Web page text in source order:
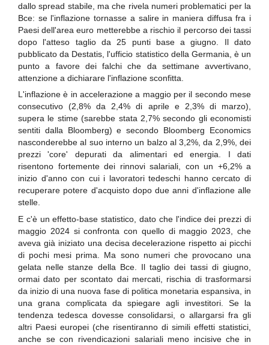
dallo spread stabile, ma che rivela numeri problematici per la
Bce: se l'inflazione tornasse a salire in maniera diffusa fra i
Paesi dell'area euro metterebbe a rischio il percorso dei tassi
dopo l'atteso taglio da 25 punti base a giugno. Il dato
pubblicato da Destatis, l'ufficio statistico della Germania, è un
punto a favore dei falchi che da settimane avvertivano,
attenzione a dichiarare l'inflazione sconfitta.
L'inflazione è in accelerazione a maggio per il secondo mese
consecutivo (2,8% da 2,4% di aprile e 2,3% di marzo),
supera le stime (sarebbe stata 2,7% secondo gli economisti
sentiti dalla Bloomberg) e secondo Bloomberg Economics
nasconderebbe al suo interno un balzo al 3,2%, da 2,9%, dei
prezzi 'core' depurati da alimentari ed energia. I dati
risentono fortemente dei rinnovi salariali, con un +6,2% a
inizio d'anno con cui i lavoratori tedeschi hanno cercato di
recuperare potere d'acquisto dopo due anni d'inflazione alle
stelle.
E c'è un effetto-base statistico, dato che l'indice dei prezzi di
maggio 2024 si confronta con quello di maggio 2023, che
aveva già iniziato una decisa decelerazione rispetto ai picchi
di pochi mesi prima. Ma sono numeri che provocano una
gelata nelle stanze della Bce. Il taglio dei tassi di giugno,
ormai dato per scontato dai mercati, rischia di trasformarsi
da inizio di una nuova fase di politica monetaria espansiva, in
una grana complicata da spiegare agli investitori. Se la
tendenza tedesca dovesse consolidarsi, o allargarsi fra gli
altri Paesi europei (che risentiranno di simili effetti statistici,
anche se con rivendicazioni salariali meno incisive che in